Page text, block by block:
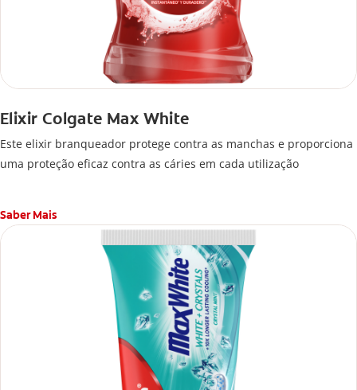
Elixir Colgate Max White
Este elixir branqueador protege contra as manchas e proporciona
uma proteção eficaz contra as cáries em cada utilização
Saber Mais